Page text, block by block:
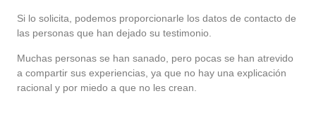
Si lo solicita, podemos proporcionarle los datos de contacto de
las personas que han dejado su testimonio.
Muchas personas se han sanado, pero pocas se han atrevido
a compartir sus experiencias, ya que no hay una explicación
racional y por miedo a que no les crean.